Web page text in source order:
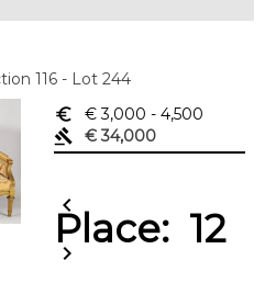
116 - Lot 244
euro_symbol
€ 3,000 - 4,500
gavel
€ 34,000
chevron_left
Place: 12
chevron_right